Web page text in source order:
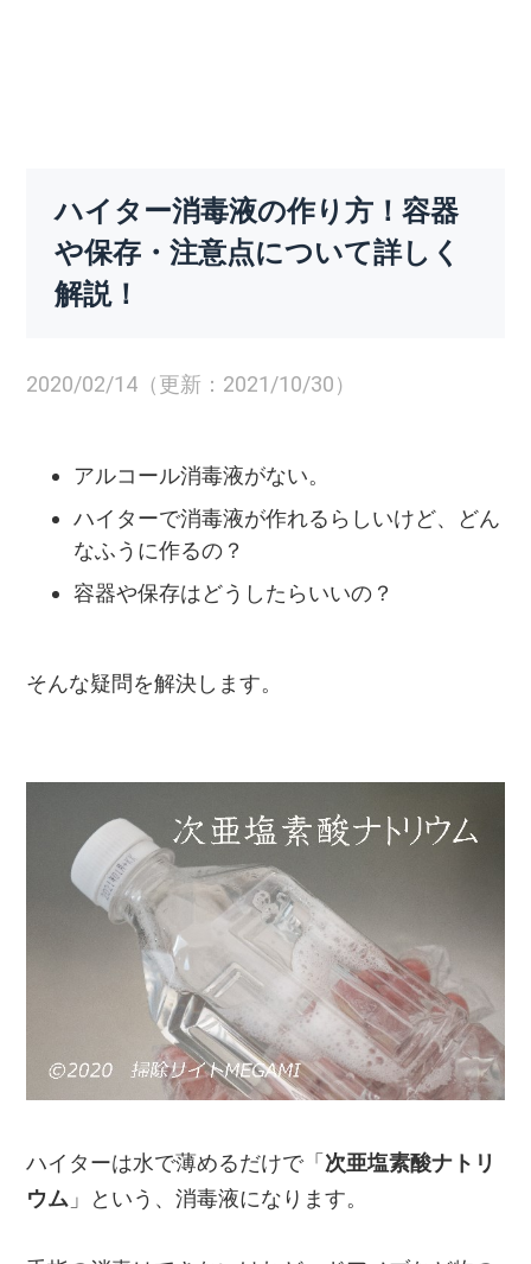
ハイター消毒液の作り方！容器
や保存・注意点について詳しく
解説！
2020/02/14（更新：2021/10/30）
アルコール消毒液がない。
ハイターで消毒液が作れるらしいけど、どん
なふうに作るの？
容器や保存はどうしたらいいの？
そんな疑問を解決します。
ハイターは水で薄めるだけで「 次亜塩素酸ナトリ
ウム 」という、消毒液になります。